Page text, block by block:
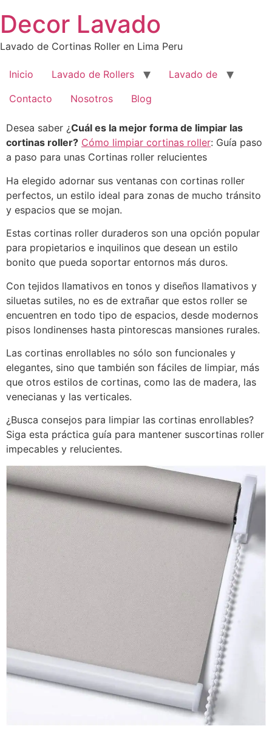
al
contenido
Decor Lavado
Lavado de Cortinas Roller en Lima Peru
Inicio Lavado de Rollers
Lavado de
Contacto
Nosotros Blog
Desea saber ¿Cuál es la mejor forma de limpiar las
cortinas roller? Cómo limpiar cortinas roller: Guía paso
a paso para unas Cortinas roller relucientes
Ha elegido adornar sus ventanas con cortinas roller
perfectos, un estilo ideal para zonas de mucho tránsito
y espacios que se mojan.
Estas cortinas roller duraderos son una opción popular
para propietarios e inquilinos que desean un estilo
bonito que pueda soportar entornos más duros.
Con tejidos llamativos en tonos y diseños llamativos y
siluetas sutiles, no es de extrañar que estos roller se
encuentren en todo tipo de espacios, desde modernos
pisos londinenses hasta pintorescas mansiones rurales.
Las cortinas enrollables no sólo son funcionales y
elegantes, sino que también son fáciles de limpiar, más
que otros estilos de cortinas, como las de madera, las
venecianas y las verticales.
¿Busca consejos para limpiar las cortinas enrollables?
Siga esta práctica guía para mantener suscortinas roller
impecables y relucientes.